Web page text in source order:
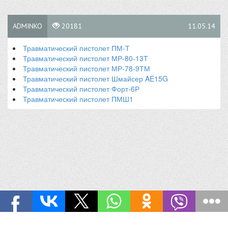
ADMINKO 20181 11.05.14
Травматический пистолет ПМ-Т
Травматический пистолет МР-80-13Т
Травматический пистолет МР-78-9ТМ
Травматический пистолет Шмайсер AE15G
Травматический пистолет Форт-6Р
Травматический пистолет ПМШ1